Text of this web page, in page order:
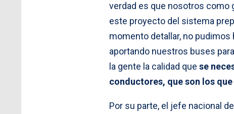
verdad es que nosotros como
este proyecto del sistema
momento detallar, no pudimos
aportando nuestros buses
la gente la calidad que se
conductores, que son los
Por su parte, el jefe nacional